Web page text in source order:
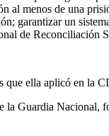
al menos de una
garantizar un
de
que ella aplicó en la
la Guardia